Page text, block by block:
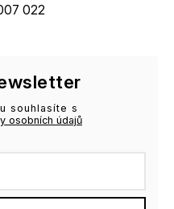
022
souhlasíte s
osobních údajů